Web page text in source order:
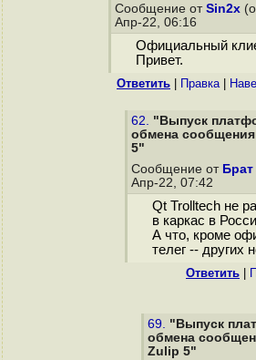
Сообщение от Sin2x
Апр-22, 06:16
Официальный
Привет.
Ответить Правка|
62. "Выпуск
обмена
5"
Сообщение от
Апр-22, 07:42
Qt Trolltech не
в каркас в
А что, кроме
телег -- других
Ответить
69. "Выпуск
обмена
Zulip 5"